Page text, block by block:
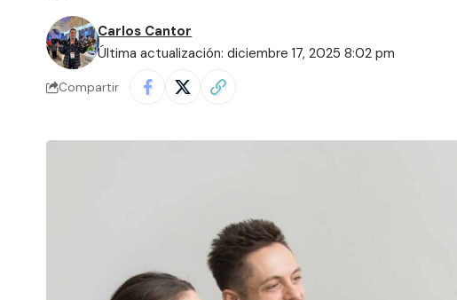
Última actualización: diciembre 17, 2025 8:02 pm
Carlos Cantor
Compartir